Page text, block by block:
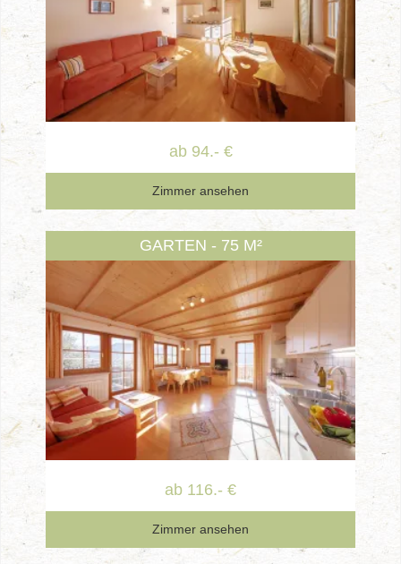
ab 94.- €
Zimmer ansehen
GARTEN - 75 M²
ab 116.- €
Zimmer ansehen